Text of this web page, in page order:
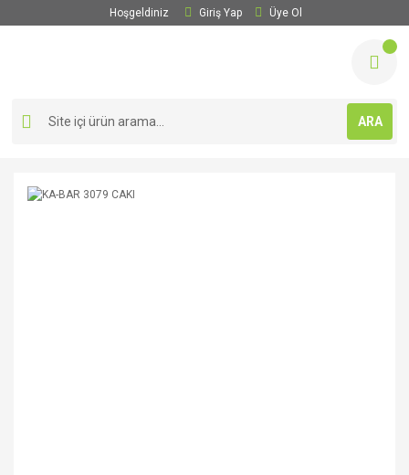
Hoşgeldiniz Giriş Yap Üye Ol
ARA